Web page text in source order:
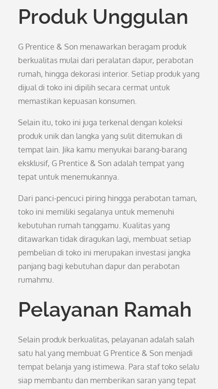
Produk Unggulan
G Prentice & Son menawarkan beragam produk
berkualitas mulai dari peralatan dapur, perabotan
rumah, hingga dekorasi interior. Setiap produk yang
dijual di toko ini dipilih secara cermat untuk
memastikan kepuasan konsumen.
Selain itu, toko ini juga terkenal dengan koleksi
produk unik dan langka yang sulit ditemukan di
tempat lain. Jika kamu menyukai barang-barang
eksklusif, G Prentice & Son adalah tempat yang
tepat untuk menemukannya.
Dari panci-pencuci piring hingga perabotan taman,
toko ini memiliki segalanya untuk memenuhi
kebutuhan rumah tanggamu. Kualitas yang
ditawarkan tidak diragukan lagi, membuat setiap
pembelian di toko ini merupakan investasi jangka
panjang bagi kebutuhan dapur dan perabotan
rumahmu.
Pelayanan Ramah
Selain produk berkualitas, pelayanan adalah salah
satu hal yang membuat G Prentice & Son menjadi
tempat belanja yang istimewa. Para staf toko selalu
siap membantu dan memberikan saran yang tepat